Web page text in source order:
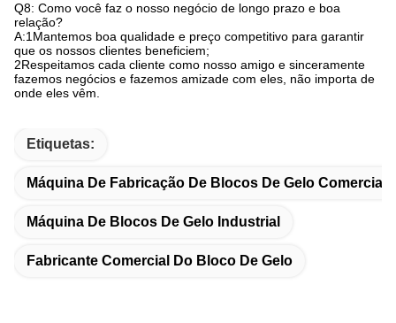
Q8: Como você faz o nosso negócio de longo prazo e boa
relação?
A:1Mantemos boa qualidade e preço competitivo para garantir
que os nossos clientes beneficiem;
2Respeitamos cada cliente como nosso amigo e sinceramente
fazemos negócios e fazemos amizade com eles, não importa de
onde eles vêm.
Etiquetas:
Máquina De Fabricação De Blocos De Gelo Comercial
Máquina De Blocos De Gelo Industrial
Fabricante Comercial Do Bloco De Gelo